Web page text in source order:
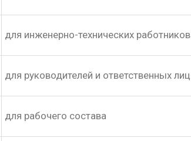
для инженерно-технических работников
для руководителей и ответственных лиц
для рабочего состава